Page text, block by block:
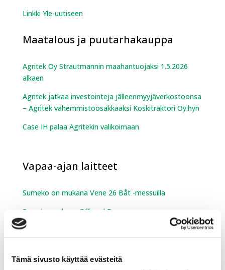
Tämä sivusto käyttää evästeitä
Linkki Yle-uutiseen
Maatalous ja puutarhakauppa
Agritek Oy Strautmannin maahantuojaksi 1.5.2026
alkaen
Agritek jatkaa investointeja jälleenmyyjäverkostoonsa
– Agritek vähemmistöosakkaaksi Koskitraktori Oy:hyn
Case IH palaa Agritekin valikoimaan
Vapaa-ajan laitteet
Sumeko on mukana Vene 26 Båt -messuilla
Sumeko mukana Offroad Expossa
Romain Febvre motocrossin maailmanmestariksi –